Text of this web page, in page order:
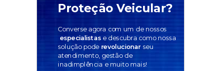
Proteção Veicular?
Converse agora com um de nossos
especialistas e descubra como nossa
solução pode revolucionar seu
atendimento, gestão de
inadimplência e muito mais!